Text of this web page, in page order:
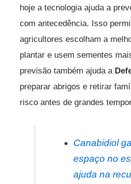
hoje a tecnologia ajuda a
com antecedência. Isso
agricultores escolham a
plantar e usem sementes
previsão também ajuda a
preparar abrigos e retirar
risco antes de grandes
Canabidiol
espaço no
ajuda na